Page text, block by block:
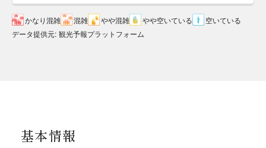
かなり混雑 混雑 やや混雑 やや空いている
空いている
データ提供元: 観光予報プラットフォーム
基本情報